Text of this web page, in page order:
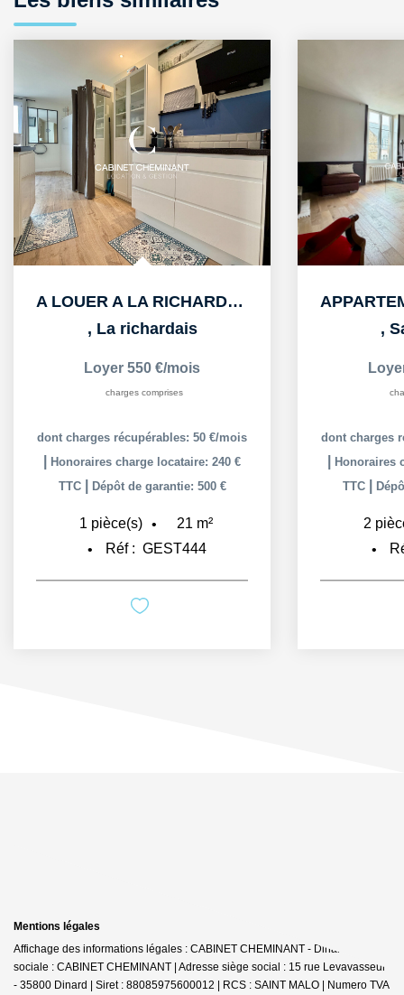
A LOUER A LA RICHARDAIS CE BEAU STUDIO IDEALEMENT SITUÉ
, La richardais
Loyer 550 €/mois
charges comprises
dont charges récupérables: 50 €/mois
Honoraires charge locataire: 240 €
TTC
Dépôt de garantie: 500 €
1 pièce(s) 21 m²
Réf : GEST444
,
dont charges
Honoraires
TTC
2
Mentions légales
Affichage des informations légales : CABINET CHEMINANT - Dinard | Raison
sociale : CABINET CHEMINANT | Adresse siège social : 15 rue Levavasseur
- 35800 Dinard | Siret : 88085975600012 | RCS : SAINT MALO | Numero TVA